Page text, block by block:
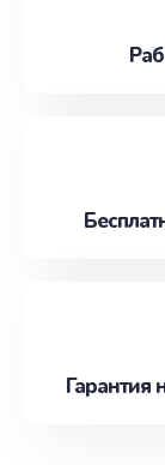
Гарантия